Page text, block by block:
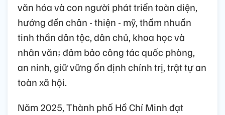
văn hóa và con người phát triển toàn diện,
hướng đến chân - thiện - mỹ, thấm nhuần
tinh thần dân tộc, dân chủ, khoa học và
nhân văn; đảm bảo công tác quốc phòng,
an ninh, giữ vững ổn định chính trị, trật tự an
toàn xã hội.
Năm 2025, Thành phố Hồ Chí Minh đạt